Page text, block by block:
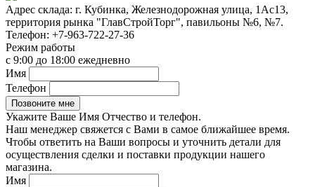
Адрес склада: г. Кубинка, Железнодорожная улица, 1Ас13,
территория рынка "ГлавСтройТорг", павильоны №6, №7.
Телефон: +7-963-722-27-36
Режим работы
с 9:00 до 18:00 ежедневно
Имя
Телефон
Укажите Ваше Имя Отчество и телефон.
Наш менеджер свяжется с Вами в самое ближайшее время.
Чтобы ответить на Ваши вопросы и уточнить детали для
осуществления сделки и поставки продукции нашего
магазина.
Имя